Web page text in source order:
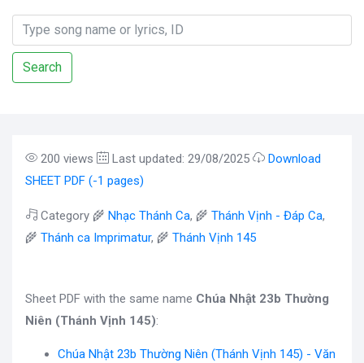
Search
200 views Last updated: 29/08/2025
Download
SHEET PDF (-1 pages)
Category 🌾 Nhạc Thánh Ca, 🌾 Thánh Vịnh - Đáp Ca,
🌾 Thánh ca Imprimatur, 🌾 Thánh Vịnh 145
Sheet PDF with the same name Chúa Nhật 23b Thường
Niên (Thánh Vịnh 145):
Chúa Nhật 23b Thường Niên (Thánh Vịnh 145) - Văn